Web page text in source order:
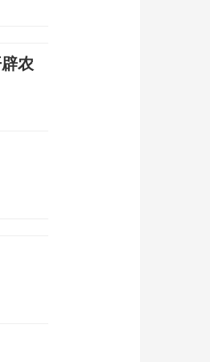
农